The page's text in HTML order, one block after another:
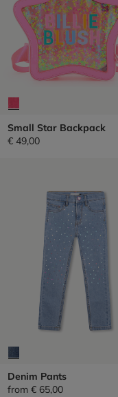
Small Star Backpack
€ 49,00
Denim Pants
from € 65,00